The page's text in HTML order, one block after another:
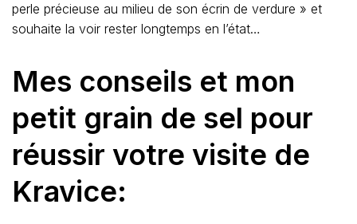
perle précieuse au milieu de son écrin de verdure » et
souhaite la voir rester longtemps en l’état…
Mes conseils et mon
petit grain de sel pour
réussir votre visite de
Kravice: